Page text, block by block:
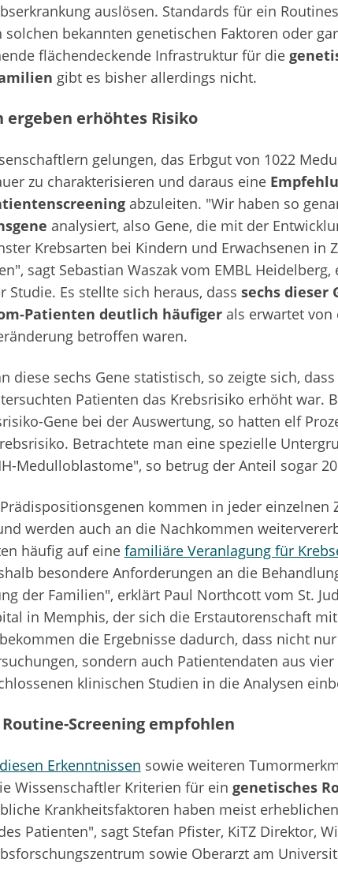
auslösen. Standards für ein
solchen bekannten genetischen Faktoren oder
flächendeckende Infrastruktur für die
gibt es bisher allerdings nicht.
ergeben erhöhtes Risiko
gelungen, das Erbgut von 1022
zu charakterisieren und daraus eine
abzuleiten. "Wir haben so
analysiert, also Gene, die mit der
Krebsarten bei Kindern und Erwachsenen in
sagt Sebastian Waszak vom EMBL Heidelberg,
Studie. Es stellte sich heraus, dass sechs dieser
Patienten deutlich häufigerals erwartet von
betroffen waren.
diese sechs Gene statistisch, so zeigte sich,
Patienten das Krebsrisiko erhöht war.
Gene bei der Auswertung, so hatten elf
Betrachtete man eine spezielle
Medulloblastome", so betrug der Anteil sogar
kommen in jeder einzelnen
werden auch an die Nachkommen
häufig auf eine familiäre Veranlagung für
besondere Anforderungen an die
der Familien", erklärt Paul Northcott vom St.
in Memphis, der sich die Erstautorenschaft
die Ergebnisse dadurch, dass nicht
sondern auch Patientendaten aus
klinischen Studien in die Analysen
Screening empfohlen
Erkenntnissen sowie weiteren
Wissenschaftler Kriterien für ein genetisches
Krankheitsfaktoren haben meist
Patienten", sagt Stefan Pfister, KiTZ Direktor,
sowie Oberarzt am